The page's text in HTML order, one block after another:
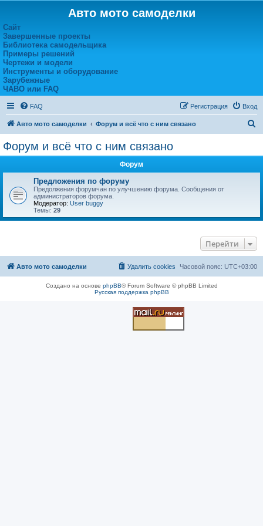
Авто мото самоделки
Сайт
Завершенные проекты
Библиотека самодельщика
Примеры решений
Чертежи и модели
Инструменты и оборудование
Зарубежные
ЧАВО или FAQ
FAQ Вход
Регистрация
Авто мото самоделки Форум и всё что с ним связано
Форум и всё что с ним связано
Форум
Предложения по форуму
Предолжения форумчан по улучшению форума. Сообщения от
администраторов форума.
Модератор: User buggy
Темы: 29
Перейти
Авто мото самоделки Часовой пояс: UTC+03:00
Удалить cookies
Создано на основе phpBB® Forum Software © phpBB Limited
Русская поддержка phpBB